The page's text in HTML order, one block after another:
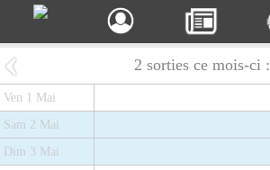
2 sorties ce mois-ci :
Ven 1 Mai
Sam 2 Mai
Dim 3 Mai